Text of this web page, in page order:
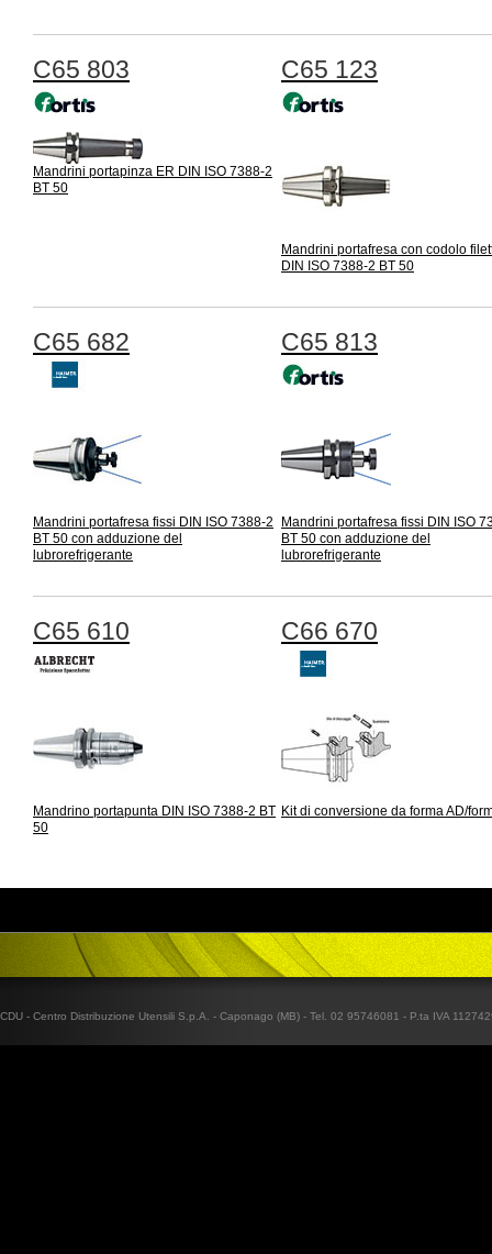
C65 803
Mandrini portapinza ER DIN ISO 7388-2
BT 50
C65 123
Mandrini portafresa con codolo
DIN ISO 7388-2 BT 50
C65 682
Mandrini portafresa fissi DIN ISO 7388-2
BT 50 con adduzione del
lubrorefrigerante
C65 813
Mandrini portafresa fissi DIN ISO
BT 50 con adduzione del
lubrorefrigerante
C65 610
Mandrino portapunta DIN ISO 7388-2 BT
50
C66 670
Kit di conversione da forma AD/
CDU - Centro Distribuzione Utensili S.p.A. - Caponago (MB) - Tel. 02 95746081 - P.ta IVA